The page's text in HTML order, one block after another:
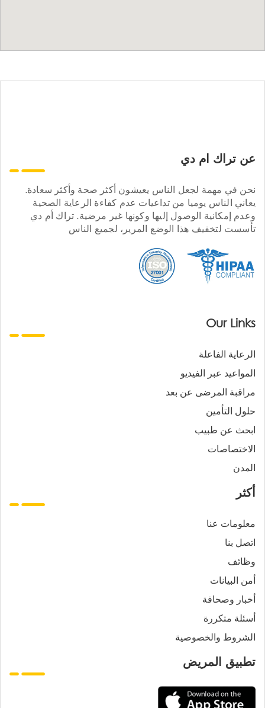
عن تراك ام دي
نحن في مهمة لجعل الناس يعيشون أكثر صحة وأكثر سعادة.
يعاني الناس يوميا من تداعيات عدم كفاءة الرعاية الصحية
وعدم إمكانية الوصول إليها وكونها غير مرضية. تراك أم دي
تأسست لتخفيف هذا الوضع المرير، لجميع الناس
Our Links
الرعاية الفاعلة
المواعيد عبر الفيديو
مراقبة المرضى عن بعد
حلول التأمين
ابحث عن طبيب
الاختصاصات
المدن
أكثر
معلومات عنا
اتصل بنا
وظائف
أمن البيانات
أخبار وصحافة
أسئلة متكررة
الشروط والخصوصية
تطبيق المريض